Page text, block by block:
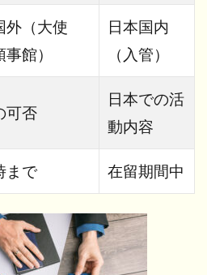
外（大使
館）
日本国内
（入管）
可否
日本での活
動内容
まで 在留期間中